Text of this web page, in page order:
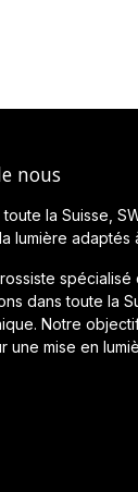
nous
la Suisse,
lumière adaptés
dans toute la
Notre
une mise en